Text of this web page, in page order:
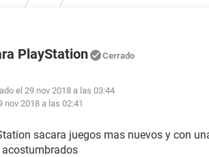
PlayStation Cerrado
el 29 nov 2018 a las 03:44
nov 2018 a las 02:41
sacara juegos mas nuevos y con
acostumbrados